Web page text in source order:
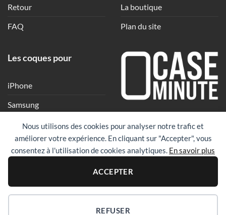
Nous utilisons des cookies pour analyser notre trafic et
améliorer votre expérience. En cliquant sur "Accepter", vous
consentez à l'utilisation de cookies analytiques. En savoir plus
ACCEPTER
REFUSER
Retour
FAQ
La boutique
Plan du site
Les coques pour
iPhone
Samsung
Xiaomi
Google
Huawei
Une coque en quelques
clics